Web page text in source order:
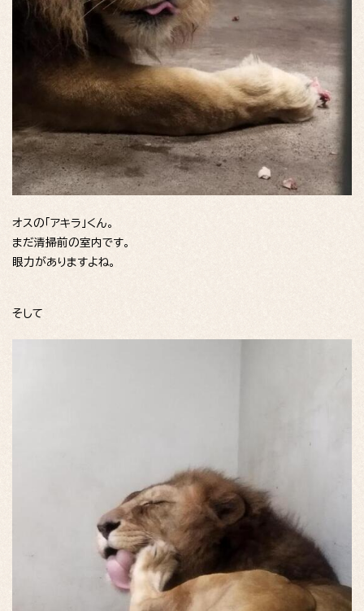
オスの「アキラ」くん。
まだ清掃前の室内です。
眼力がありますよね。
そして